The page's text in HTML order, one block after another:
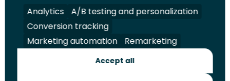
Volg
ons
op
LinkedIn
Volg
ons
op
Facebook
Volg
ons
op
YouTube
Volg
ons
op
Instagram
Juridisch Security A-Z Index
Contact
Analytics
A/B testing and personalization
Conversion tracking
Marketing automation
Remarketing
Accept all